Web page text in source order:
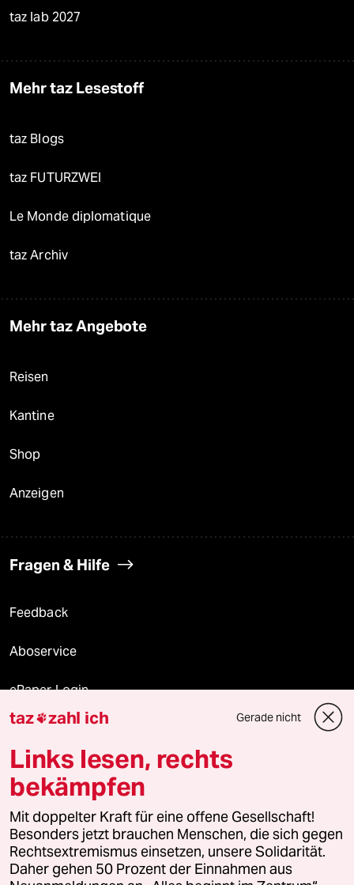
taz lab 2027
Mehr taz Lesestoff
taz Blogs
taz FUTURZWEI
Le Monde diplomatique
taz Archiv
Mehr taz Angebote
Reisen
Kantine
Shop
Anzeigen
Fragen & Hilfe
Feedback
Aboservice
ePaper Login
Downloads für Abonnierende
© 2026 taz Verlags und Vertriebs GmbH
Alle Rechte vorbehalten. Bei rechtlichen Fragen oder für Genehmigungen
wenden Sie sich bitte an
lizenzen@taz.de
Feedback Redaktionsstatut Kommune-Richtlinien
taz zahl ich Gerade nicht
Links lesen, rechts
bekämpfen
Mit doppelter Kraft für eine offene Gesellschaft!
Besonders jetzt brauchen Menschen, die sich gegen
Rechtsextremismus einsetzen, unsere Solidarität.
Daher gehen 50 Prozent der Einnahmen aus